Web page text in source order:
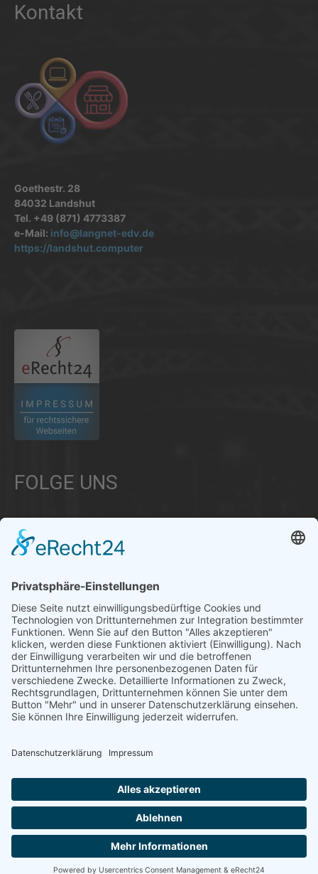
Kontakt
Goethestr. 28
84032 Landshut
Tel. +49 (871) 4773387
e-Mail: info@langnet-edv.de
https://landshut.computer
FOLGE UNS
Informationen aus Politik – Wirtschaft – Kultur – Umwelt –
Gesellschaft - Polizei und Feuerwehr – für die Region Bayern
Als regionales Unternehmen sind wir für Sie der direkte
Ansprechpartner, wenn es um die Online-Vermarktung Ihrer
Produkte und Dienstleistungen geht. Wir würden gerne für
Sie diese Aufgabe übernehmen.